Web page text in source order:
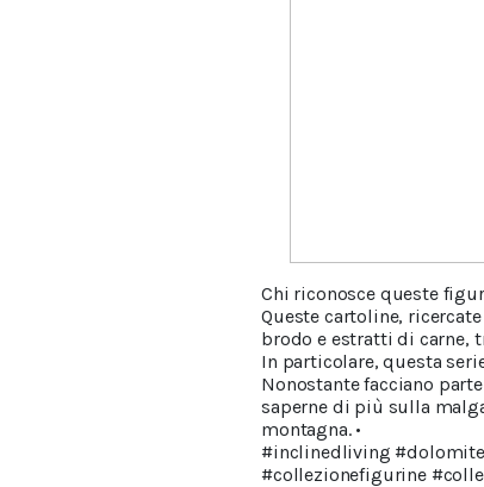
Chi riconosce queste
Queste cartoline,
brodo e estratti di carne,
In particolare, questa
Nonostante facciano
saperne di più sulla
montagna. •
#inclinedliving
#collezionefigurine